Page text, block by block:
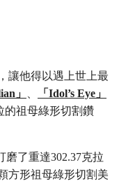
讓他得以遇上世上最
」
「Idol’s Eye」
的祖母綠形切割鑽
了重達302.37克拉
方形祖母綠形切割美